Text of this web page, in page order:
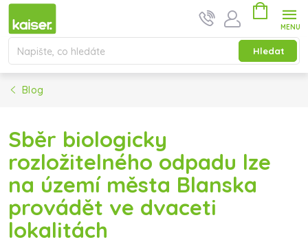
Přejít na obsah
Hledat
Nákupní
Blog
Sběr biologicky
rozložitelného odpadu lze
na území města Blanska
provádět ve dvaceti
lokalitách